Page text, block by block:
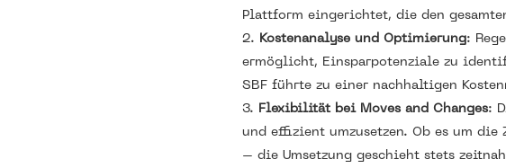
Plattform eingerichtet, die den
Kostenanalyse und Optimierung:
ermöglicht, Einsparpotenziale zu
SBF führte zu einer nachhaltigen
Flexibilität bei Moves and Changes:
und effizient umzusetzen. Ob es um die
– die Umsetzung geschieht stets